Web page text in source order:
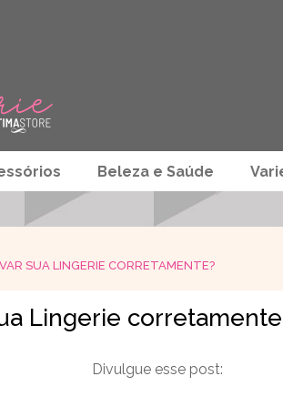
Beleza e Saúde
SUA LINGERIE CORRETAMENTE?
Lingerie
Divulgue esse post: